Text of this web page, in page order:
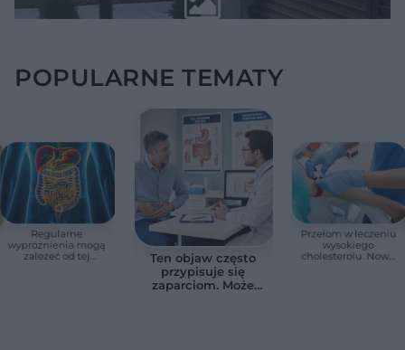
POPULARNE TEMATY
Regularne
wypróżnienia mogą
zależeć od tej
Ten objaw często
przypisuje się
zaparciom. Może
Przełom w leczeniu
wysokiego
cholesterolu. Nowa